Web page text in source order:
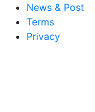
News & Post
Terms
Privacy